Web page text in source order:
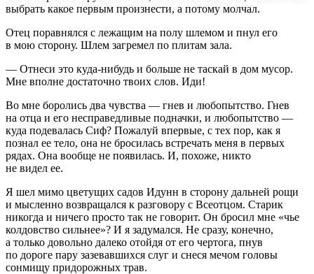
выбрать какое первым произнести, а потому молчал.
Отец поравнялся с лежащим на полу шлемом и пнул его
в мою сторону. Шлем загремел по плитам зала.
— Отнеси это куда-нибудь и больше не таскай в дом мусор.
Мне вполне достаточно твоих слов. Иди!
Во мне боролись два чувства — гнев и любопытство. Гнев
на отца и его несправедливые подначки, и любопытство —
куда подевалась Сиф? Пожалуй впервые, с тех пор, как я
познал ее тело, она не бросилась встречать меня в первых
рядах. Она вообще не появилась. И, похоже, никто
не видел ее.
Я шел мимо цветущих садов Идунн в сторону дальней рощи
и мысленно возвращался к разговору с Всеотцом. Старик
никогда и ничего просто так не говорит. Он бросил мне «чье
колдовство сильнее»? И я задумался. Не сразу, конечно,
а только довольно далеко отойдя от его чертога, пнув
по дороге пару зазевавшихся слуг и снеся мечом головы
сонмищу придорожных трав.